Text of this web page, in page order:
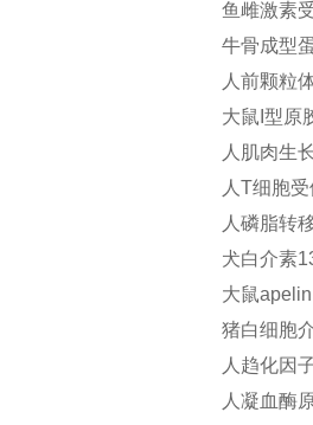
鱼雌激素
牛骨成型
人前颗粒
大鼠I型原
人肌肉生
人T细胞
人磷脂转
犬白介素
大鼠
猪白细胞
人趋化因
人凝血酶